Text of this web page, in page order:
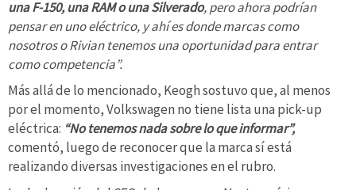
una F-150, una RAM o una Silverado, pero ahora podrían
pensar en uno eléctrico, y ahí es donde marcas como
nosotros o Rivian tenemos una oportunidad para entrar
como competencia”.
Más allá de lo mencionado, Keogh sostuvo que, al menos
por el momento, Volkswagen no tiene lista una pick-up
eléctrica: “No tenemos nada sobre lo que informar”,
comentó, luego de reconocer que la marca sí está
realizando diversas investigaciones en el rubro.